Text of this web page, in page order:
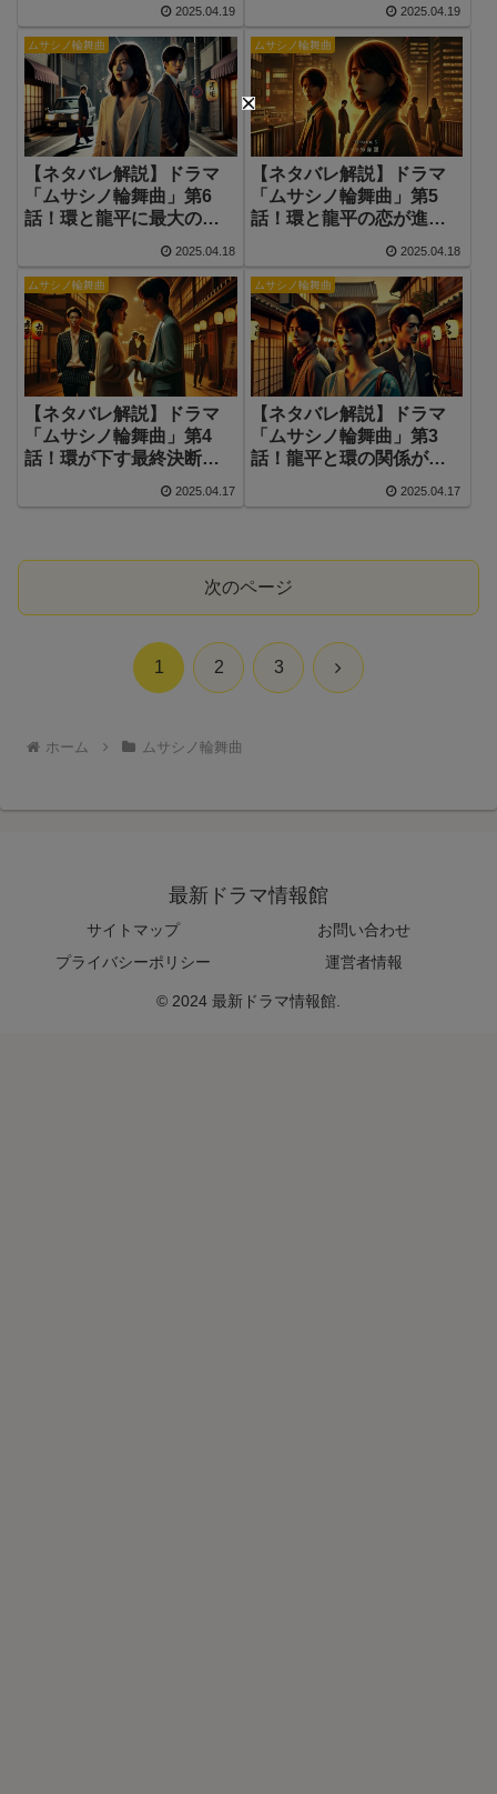
2025.04.19 2025.04.19
ムサシノ輪舞曲
【ネタバレ解説】ドラマ
「ムサシノ輪舞曲」第6
話！環と龍平に最大の危
2025.04.18
ムサシノ輪舞曲
【ネタバレ解説】ドラマ
「ムサシノ輪舞曲」第5
話！環と龍平の恋が進
2025.04.18
ムサシノ輪舞曲
【ネタバレ解説】ドラマ
「ムサシノ輪舞曲」第4
話！環が下す最終決断と
龍平の想いの行方
2025.04.17
ムサシノ輪舞曲
【ネタバレ解説】ドラマ
「ムサシノ輪舞曲」第3
話！龍平と環の関係が急
展開、衝撃の出来事
が…！
2025.04.17
次のページ
1 2 3 次
ホーム ムサシノ輪舞曲
最新ドラマ情報館
サイトマップ
お問い合わせ
プライバシーポリシー
運営者情報
© 2024 最新ドラマ情報館.